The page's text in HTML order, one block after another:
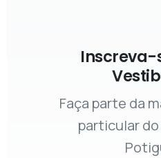
Inscreva-
Faça parte da
particular